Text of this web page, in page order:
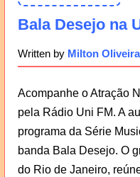
Bala Desejo na
Written by Milton Oliveira
Acompanhe o Atração
pela Rádio Uni FM. A
programa da Série
banda Bala Desejo. O
do Rio de Janeiro,